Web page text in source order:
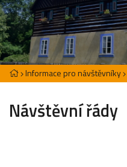
Informace pro návštěvníky
Návštěvní řády